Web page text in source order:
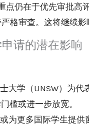
点仍在于优先审批高
格审查。这将继续影
请的潜在影响
大学（UNSW）为
槛或进一步放宽。
为更多国际学生提供